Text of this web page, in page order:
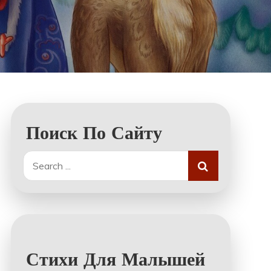
Поиск По Сайту
Search
for:
Стихи Для Малышей